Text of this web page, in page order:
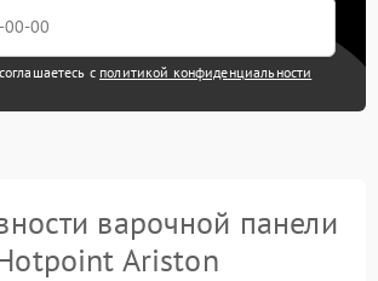
с политикой конфиденциальности
варочной панели
Ariston